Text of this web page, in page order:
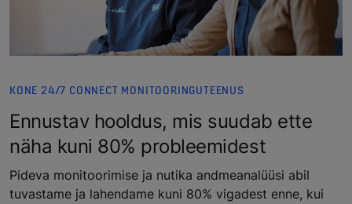
KONE 24/7 CONNECT MONITOORINGUTEENUS
Ennustav hooldus, mis suudab ette
näha kuni 80% probleemidest
Pideva monitoorimise ja nutika andmeanalüüsi abil
tuvastame ja lahendame kuni 80% vigadest enne, kui